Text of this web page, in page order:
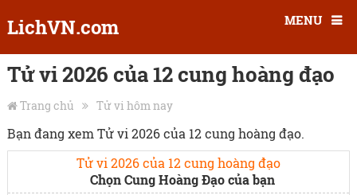
LichVN.com MENU
Tử vi 2026 của 12 cung hoàng đạo
Trang chủ Tử vi hôm nay
Bạn đang xem Tử vi 2026 của 12 cung hoàng đạo.
Tử vi 2026 của 12 cung hoàng đạo
Chọn Cung Hoàng Đạo của bạn